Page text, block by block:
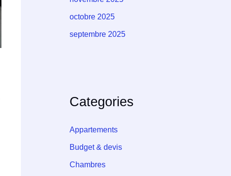
octobre 2025
septembre 2025
Categories
Appartements
Budget & devis
Chambres